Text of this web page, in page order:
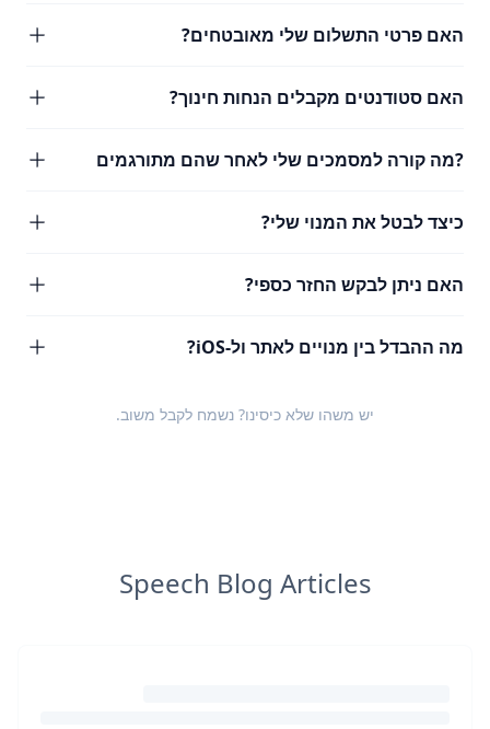
האם פרטי התשלום שלי מאובטחים?
האם סטודנטים מקבלים הנחות חינוך?
?מה קורה למסמכים שלי לאחר שהם מתורגמים
כיצד לבטל את המנוי שלי?
האם ניתן לבקש החזר כספי?
מה ההבדל בין מנויים לאתר ול-iOS?
יש משהו שלא כיסינו? נשמח לקבל משוב.
Speech Blog Articles